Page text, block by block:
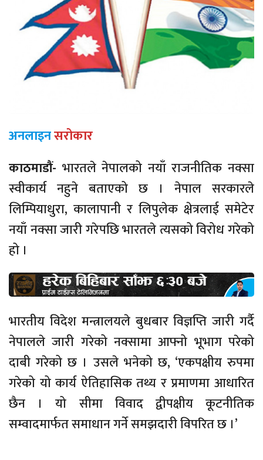
अनलाइनसरोकार
काठमाडौं- भारतले नेपालको नयाँ राजनीतिक नक्सा
स्वीकार्य नहुने बताएको छ । नेपाल सरकारले
लिम्पियाधुरा, कालापानी र लिपुलेक क्षेत्रलाई समेटेर
नयाँ नक्सा जारी गरेपछि भारतले त्यसको विरोध गरेको
हो ।
भारतीय विदेश मन्त्रालयले बुधबार विज्ञप्ति जारी गर्दै
नेपालले जारी गरेको नक्सामा आफ्नो भूभाग परेको
दाबी गरेको छ । उसले भनेको छ, ‘एकपक्षीय रुपमा
गरेको यो कार्य ऐतिहासिक तथ्य र प्रमाणमा आधारित
छैन । यो सीमा विवाद द्वीपक्षीय कूटनीतिक
सम्वादमार्फत समाधान गर्ने समझदारी विपरित छ ।’